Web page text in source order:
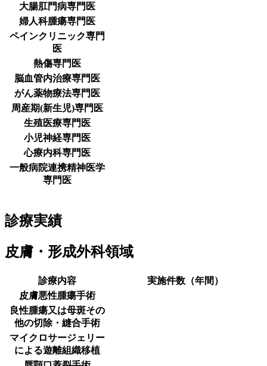
大腸肛門病専門医
婦人科腫瘍専門医
ペインクリニック専門
医
熱傷専門医
脳血管内治療専門医
がん薬物療法専門医
周産期(新生児)専門医
生殖医療専門医
小児神経専門医
心療内科専門医
一般病院連携精神医学
専門医
診療実績
皮膚・形成外科領域
診療内容
実施件数（年間）
皮膚悪性腫瘍手術
良性腫瘍又は母斑その
他の切除・縫合手術
マイクロサージェリー
による遊離組織移植